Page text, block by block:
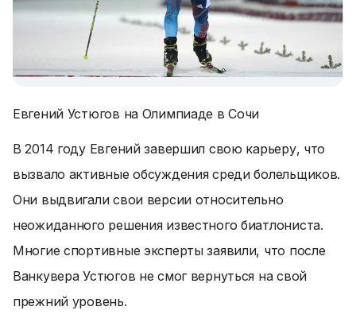
Евгений Устюгов на Олимпиаде в Сочи
В 2014 году Евгений завершил свою карьеру, что
вызвало активные обсуждения среди болельщиков.
Они выдвигали свои версии относительно
неожиданного решения известного биатлониста.
Многие спортивные эксперты заявили, что после
Ванкувера Устюгов не смог вернуться на свой
прежний уровень.